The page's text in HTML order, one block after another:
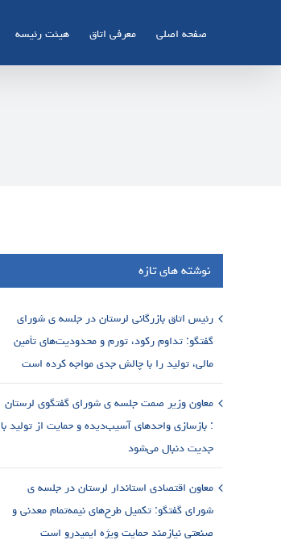
صفحه اصلی معرفی اتاق هیئت رئیسه
نوشته های تازه
رئیس اتاق بازرگانی لرستان در جلسه ی شورای
گفتگو: تداوم رکود، تورم و محدودیت‌های تأمین
مالی، تولید را با چالش جدی مواجه کرده است
معاون وزیر صمت جلسه ی شورای گفتگوی لرستان
: بازسازی واحدهای آسیب‌دیده و حمایت از تولید با
جدیت دنبال می‌شود
معاون اقتصادی استاندار لرستان در جلسه ی
شورای گفتگو: تکمیل طرح‌های نیمه‌تمام معدنی و
صنعتی نیازمند حمایت ویژه ایمیدرو است